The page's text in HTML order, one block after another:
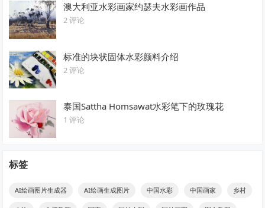
澳大利亚水彩画家约瑟夫水彩画作品
2 评论
标准的块状固体水彩颜料介绍
2 评论
泰国Sattha Homsawat水彩笔下的玫瑰花
1 评论
标签
AI绘画图片生成器 AI绘画生成图片 中国水彩 中国画家 乡村